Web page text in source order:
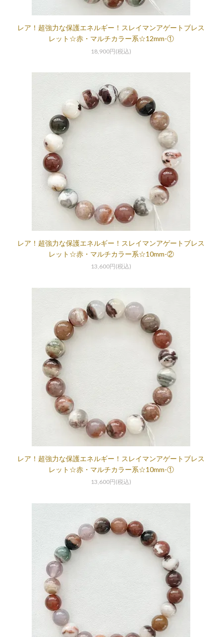
レア！超強力な保護エネルギー！スレイマンアゲートブレス
レット☆赤・マルチカラー系☆12mm-①
18,900円(税込)
レア！超強力な保護エネルギー！スレイマンアゲートブレス
レット☆赤・マルチカラー系☆10mm-②
13,600円(税込)
レア！超強力な保護エネルギー！スレイマンアゲートブレス
レット☆赤・マルチカラー系☆10mm-①
13,600円(税込)